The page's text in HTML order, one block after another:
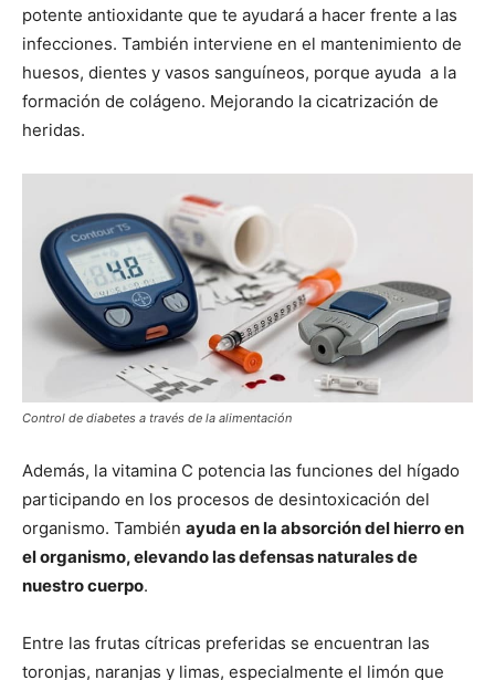
potente antioxidante que te ayudará a hacer frente a las
infecciones. También interviene en el mantenimiento de
huesos, dientes y vasos sanguíneos, porque ayuda a la
formación de colágeno. Mejorando la cicatrización de
heridas.
Control de diabetes a través de la alimentación
Además, la vitamina C potencia las funciones del hígado
participando en los procesos de desintoxicación del
organismo. También ayuda en la absorción del hierro en
el organismo, elevando las defensas naturales de
nuestro cuerpo.
Entre las frutas cítricas preferidas se encuentran las
toronjas, naranjas y limas, especialmente el limón que